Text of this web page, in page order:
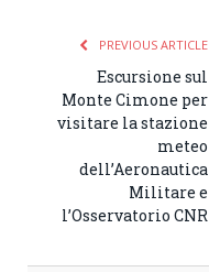
PREVIOUS ARTICLE
Escursione sul
Monte Cimone per
visitare la stazione
meteo
dell’Aeronautica
Militare e
l’Osservatorio CNR